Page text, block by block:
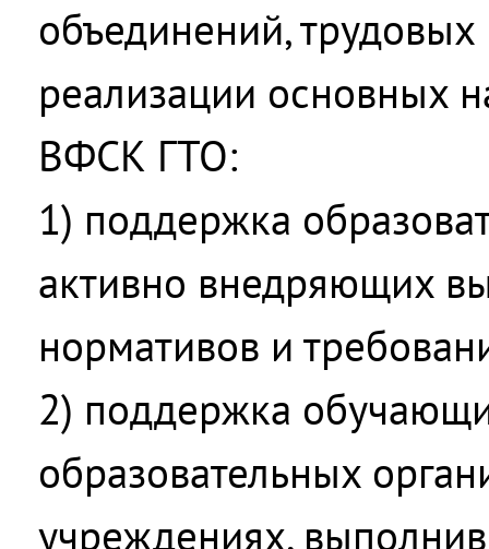
объединений, трудовых
реализации основных
ВФСК ГТО:
1) поддержка
активно внедряющих
нормативов и
2) поддержка
образовательных
учреждениях,